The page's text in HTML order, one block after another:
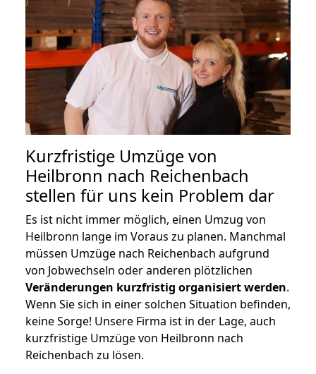
Kurzfristige Umzüge von
Heilbronn nach Reichenbach
stellen für uns kein Problem dar
Es ist nicht immer möglich, einen Umzug von
Heilbronn lange im Voraus zu planen. Manchmal
müssen Umzüge nach Reichenbach aufgrund
von Jobwechseln oder anderen plötzlichen
Veränderungen kurzfristig organisiert werden.
Wenn Sie sich in einer solchen Situation befinden,
keine Sorge! Unsere Firma ist in der Lage, auch
kurzfristige Umzüge von Heilbronn nach
Reichenbach zu lösen.